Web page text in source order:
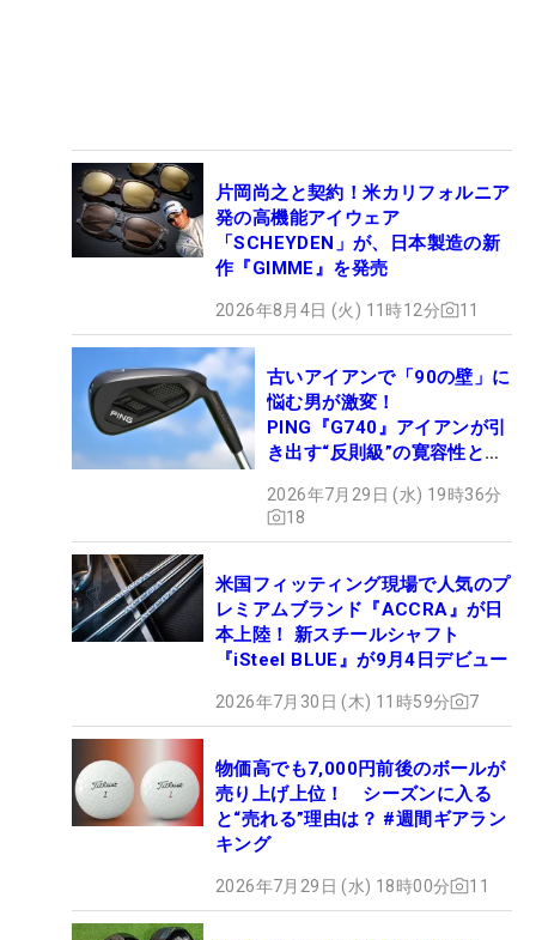
片岡尚之と契約！米カリフォルニア
発の高機能アイウェア
「SCHEYDEN」が、日本製造の新
作『GIMME』を発売
2026年8月4日 (火) 11時12分 11
古いアイアンで「90の壁」に
悩む男が激変！
PING『G740』アイアンが引
き出す“反則級”の寛容性と飛
2026年7月29日 (水) 19時36分
18
米国フィッティング現場で人気のプ
レミアムブランド『ACCRA』が日
本上陸！ 新スチールシャフト
『iSteel BLUE』が9月4日デビュー
2026年7月30日 (木) 11時59分 7
物価高でも7,000円前後のボールが
売り上げ上位！ シーズンに入る
と“売れる”理由は？ #週間ギアラン
キング
2026年7月29日 (水) 18時00分 11